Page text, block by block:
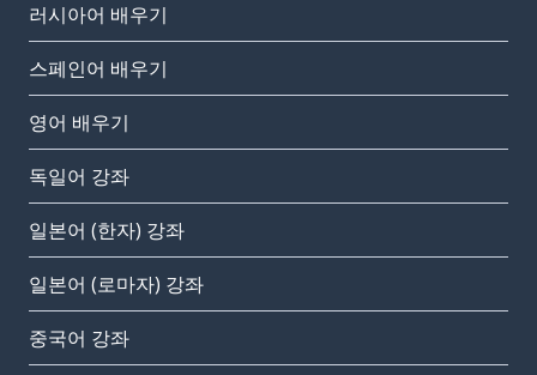
러시아어 배우기
스페인어 배우기
영어 배우기
독일어 강좌
일본어 (한자) 강좌
일본어 (로마자) 강좌
중국어 강좌